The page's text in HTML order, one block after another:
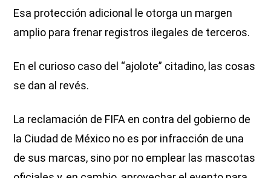
Esa protección adicional le otorga un margen
amplio para frenar registros ilegales de terceros.
En el curioso caso del “ajolote” citadino, las cosas
se dan al revés.
La reclamación de FIFA en contra del gobierno de
la Ciudad de México no es por infracción de una
de sus marcas, sino por no emplear las mascotas